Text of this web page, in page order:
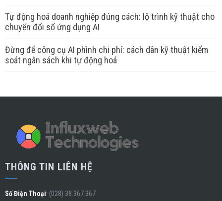
Tự động hoá doanh nghiệp đúng cách: lộ trình kỹ thuật cho
chuyển đổi số ứng dụng AI
Đừng để công cụ AI phình chi phí: cách dân kỹ thuật kiểm
soát ngân sách khi tự động hoá
THÔNG TIN LIÊN HỆ
Số Điện Thoại: (028) 38.367.367